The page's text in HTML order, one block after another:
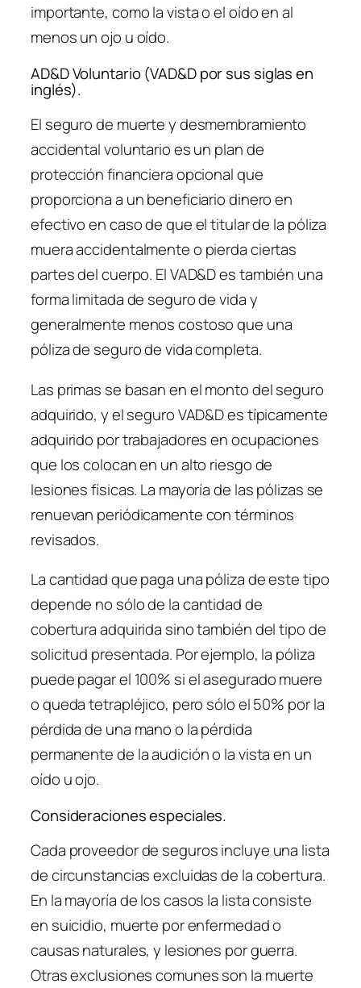
importante, como la vista o el oído en al
menos un ojo u oído.
AD&D Voluntario (VAD&D por sus siglas en
inglés).
El seguro de muerte y desmembramiento
accidental voluntario es un plan de
protección financiera opcional que
proporciona a un beneficiario dinero en
efectivo en caso de que el titular de la póliza
muera accidentalmente o pierda ciertas
partes del cuerpo. El VAD&D es también una
forma limitada de seguro de vida y
generalmente menos costoso que una
póliza de seguro de vida completa.
Las primas se basan en el monto del seguro
adquirido, y el seguro VAD&D es típicamente
adquirido por trabajadores en ocupaciones
que los colocan en un alto riesgo de
lesiones físicas. La mayoría de las pólizas se
renuevan periódicamente con términos
revisados.
La cantidad que paga una póliza de este tipo
depende no sólo de la cantidad de
cobertura adquirida sino también del tipo de
solicitud presentada. Por ejemplo, la póliza
puede pagar el 100% si el asegurado muere
o queda tetrapléjico, pero sólo el 50% por la
pérdida de una mano o la pérdida
permanente de la audición o la vista en un
oído u ojo.
Consideraciones especiales.
Cada proveedor de seguros incluye una lista
de circunstancias excluidas de la cobertura.
En la mayoría de los casos la lista consiste
en suicidio, muerte por enfermedad o
causas naturales, y lesiones por guerra.
Otras exclusiones comunes son la muerte